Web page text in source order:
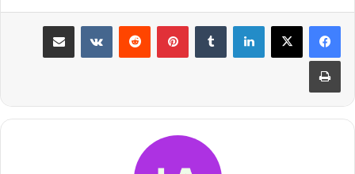
لينكدإن بينتيريست مشاركة عبر البريد
طباعة